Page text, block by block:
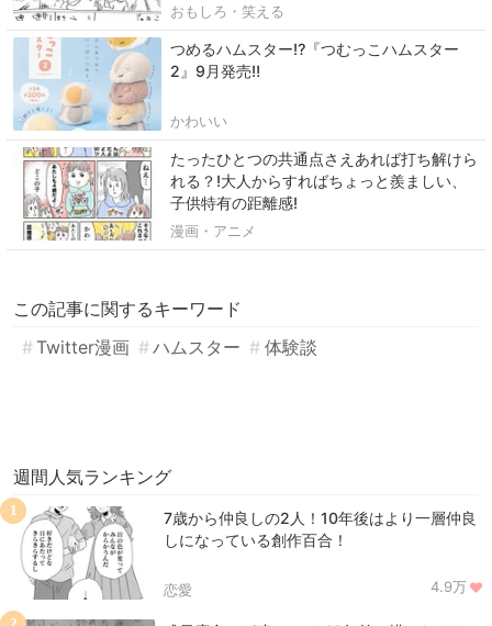
おもしろ・笑える
つめるハムスター⁉『つむっこハムスター
2』9月発売‼
かわいい
たったひとつの共通点さえあれば打ち解けら
れる？!大人からすればちょっと羨ましい、
子供特有の距離感!
漫画・アニメ
この記事に関するキーワード
Twitter漫画
ハムスター 体験談
週間人気ランキング
7歳から仲良しの2人！10年後はより一層仲良
しになっている創作百合！
恋愛 4.9万
1